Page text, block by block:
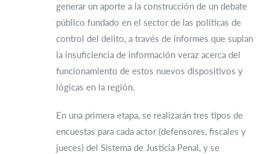
generar un aporte a la construcción de un debate
público fundado en el sector de las políticas de
control del delito, a través de informes que suplan
la insuficiencia de información veraz acerca del
funcionamiento de estos nuevos dispositivos y
lógicas en la región.
En una primera etapa, se realizarán tres tipos de
encuestas para cada actor (defensores, fiscales y
jueces) del Sistema de Justicia Penal, y se